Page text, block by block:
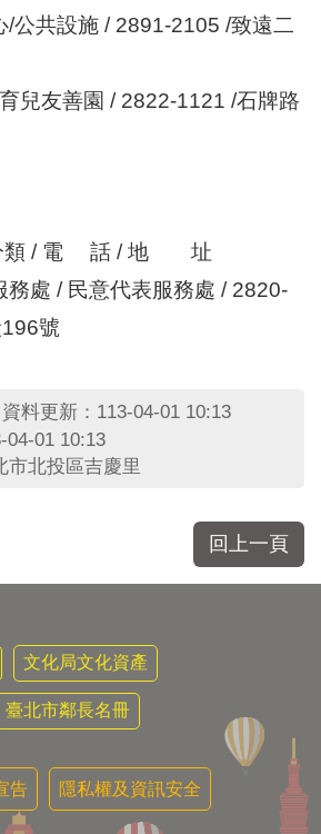
/公共設施 / 2891-2105 /致遠二
兒友善園 / 2822-1121 /石牌路
類 / 電 話 / 地 址
務處 / 民意代表服務處 / 2820-
號
資料更新：113-04-01 10:13
04-01 10:13
市北投區吉慶里
回上一頁
文化局文化資產
臺北市鄰長名冊
告 隱私權及資訊安全